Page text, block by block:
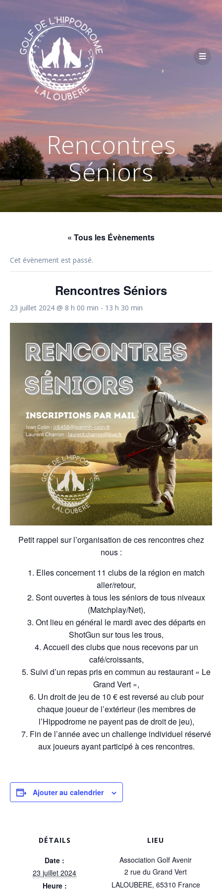
Passer
contenu
Rencontres
Séniors
« Tous les Évènements
Cet évènement est passé.
Rencontres Séniors
23 juillet 2024 @ 8 h 00 min - 13 h 30 min
Petit rappel sur l’organisation de ces rencontres chez
nous :
Elles concernent 11 clubs de la région en match
aller/retour,
Sont ouvertes à tous les séniors de tous niveaux
(Matchplay/Net),
Ont lieu en général le mardi avec des départs en
ShotGun sur tous les trous,
Accueil des clubs que nous recevons par un
café/croissants,
Suivi d’un repas pris en commun au restaurant « Le
Grand Vert »,
Un droit de jeu de 10 € est reversé au club pour
chaque joueur de l’extérieur (les membres de
l’Hippodrome ne payent pas de droit de jeu),
Fin de l’année avec un challenge individuel réservé
aux joueurs ayant participé à ces rencontres.
Ajouter au calendrier
DÉTAILS
Date :
23 juillet 2024
Heure :
LIEU
Association Golf Avenir
2 rue du Grand Vert
LALOUBERE, 65310 France